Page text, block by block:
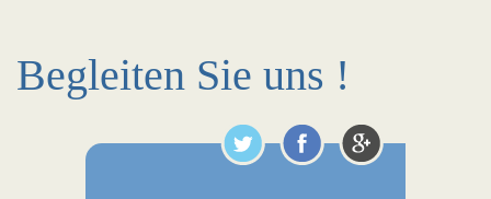
Begleiten Sie uns !